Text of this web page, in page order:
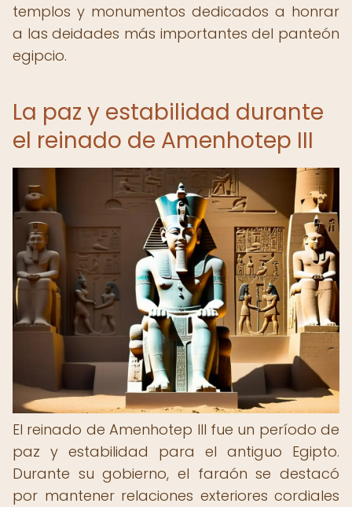
templos y monumentos dedicados a honrar
a las deidades más importantes del panteón
egipcio.
La paz y estabilidad durante
el reinado de Amenhotep III
El reinado de Amenhotep III fue un período de
paz y estabilidad para el antiguo Egipto.
Durante su gobierno, el faraón se destacó
por mantener relaciones exteriores cordiales